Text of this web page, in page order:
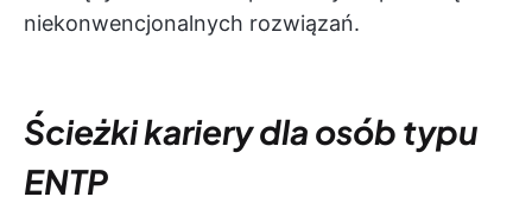
niekonwencjonalnych rozwiązań.
Ścieżki kariery dla osób typu
ENTP